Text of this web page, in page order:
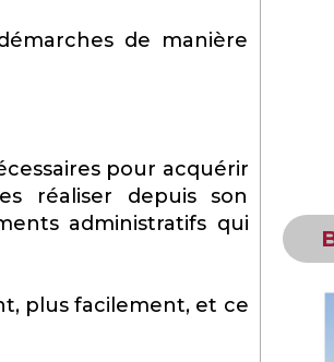
de manière
pour acquérir
réaliser depuis son
administratifs qui
plus facilement, et ce